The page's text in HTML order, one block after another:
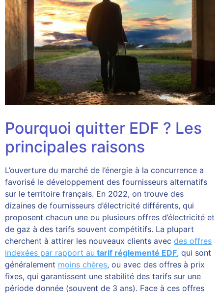
Pourquoi quitter EDF ? Les
principales raisons
L’ouverture du marché de l’énergie à la concurrence a
favorisé le développement des fournisseurs alternatifs
sur le territoire français. En 2022, on trouve des
dizaines de fournisseurs d’électricité différents, qui
proposent chacun une ou plusieurs offres d’électricité et
de gaz à des tarifs souvent compétitifs. La plupart
cherchent à attirer les nouveaux clients avec des offres
indexées par rapport au tarif réglementé EDF, qui sont
généralement moins chères, ou avec des offres à prix
fixes, qui garantissent une stabilité des tarifs sur une
période donnée (souvent de 3 ans). Face à ces offres